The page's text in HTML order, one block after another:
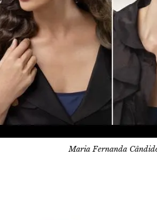
Maria Fernanda